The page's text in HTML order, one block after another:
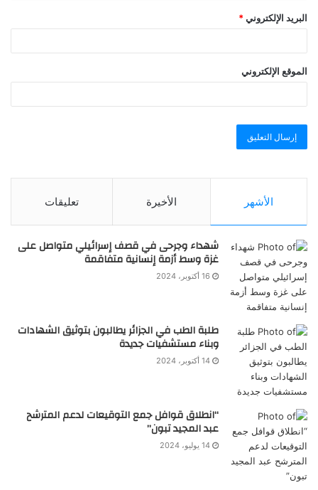
البريد الإلكتروني *
الموقع الإلكتروني
الأشهر الأخيرة تعليقات
شهداء وجرحى في قصف إسرائيلي متواصل على
غزة وسط أزمة إنسانية متفاقمة
16 أكتوبر، 2024
طلبة الطب في الجزائر يطالبون بتوثيق الشهادات
وبناء مستشفيات جديدة
14 أكتوبر، 2024
“انطلاق قوافل جمع التوقيعات لدعم المترشح
عبد المجيد تبون”
14 يوليو، 2024